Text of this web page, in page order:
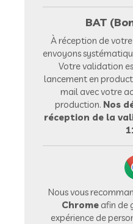
BAT
À réception de
envoyons
Votre validation
lancement en
mail avec votre
production. Nos
réception de la
Nous vous
Chrome afin de
expérience de